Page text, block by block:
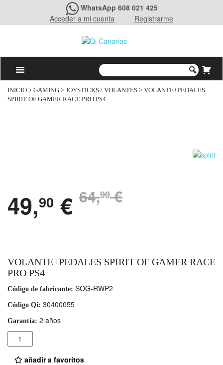
WhatsApp 608 021 425
Acceder a mi cuenta
Registrarme
INICIO > GAMING > JOYSTICKS / VOLANTES > VOLANTE+PEDALES
SPIRIT OF GAMER RACE PRO PS4
49,90 € 64,90€
VOLANTE+PEDALES SPIRIT OF GAMER RACE
PRO PS4
Código de fabricante: SOG-RWP2
Código Qi: 30400055
Garantía: 2 años
Cantidad
añadir a favoritos